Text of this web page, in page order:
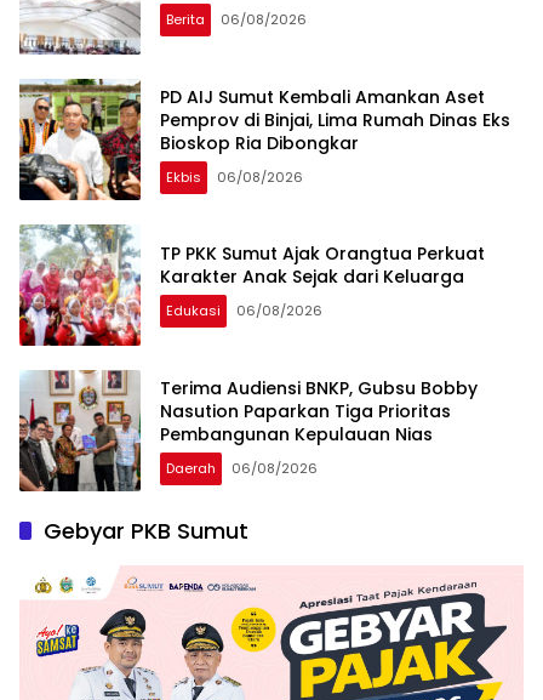
Berita 06/08/2026
PD AIJ Sumut Kembali Amankan Aset
Pemprov di Binjai, Lima Rumah Dinas Eks
Bioskop Ria Dibongkar
Ekbis 06/08/2026
TP PKK Sumut Ajak Orangtua Perkuat
Karakter Anak Sejak dari Keluarga
Edukasi 06/08/2026
Terima Audiensi BNKP, Gubsu Bobby
Nasution Paparkan Tiga Prioritas
Pembangunan Kepulauan Nias
Daerah 06/08/2026
Gebyar PKB Sumut